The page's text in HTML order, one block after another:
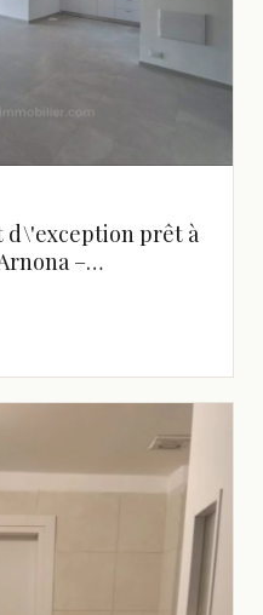
d\'exception prêt à
–